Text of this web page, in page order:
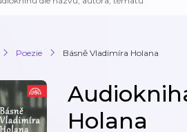
Poezie Básně Vladimíra Holana
Holana